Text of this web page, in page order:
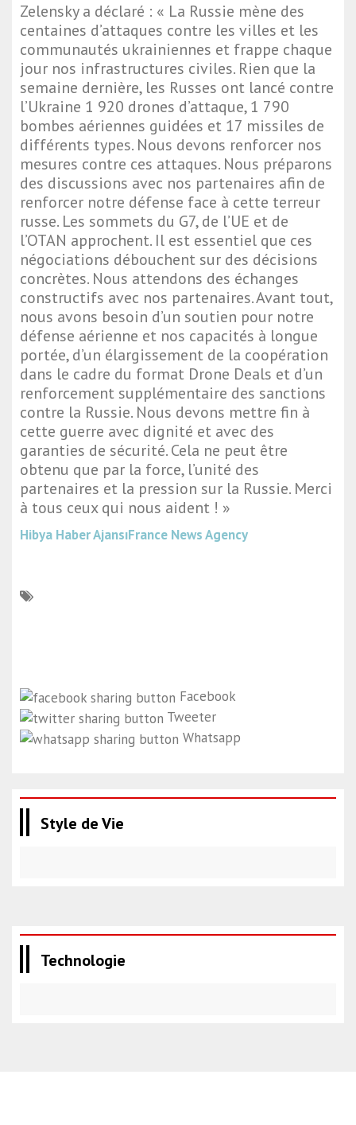
Zelensky a déclaré : « La Russie mène des
centaines d’attaques contre les villes et les
communautés ukrainiennes et frappe chaque
jour nos infrastructures civiles. Rien que la
semaine dernière, les Russes ont lancé contre
l’Ukraine 1 920 drones d’attaque, 1 790
bombes aériennes guidées et 17 missiles de
différents types. Nous devons renforcer nos
mesures contre ces attaques. Nous préparons
des discussions avec nos partenaires afin de
renforcer notre défense face à cette terreur
russe. Les sommets du G7, de l’UE et de
l’OTAN approchent. Il est essentiel que ces
négociations débouchent sur des décisions
concrètes. Nous attendons des échanges
constructifs avec nos partenaires. Avant tout,
nous avons besoin d’un soutien pour notre
défense aérienne et nos capacités à longue
portée, d’un élargissement de la coopération
dans le cadre du format Drone Deals et d’un
renforcement supplémentaire des sanctions
contre la Russie. Nous devons mettre fin à
cette guerre avec dignité et avec des
garanties de sécurité. Cela ne peut être
obtenu que par la force, l’unité des
partenaires et la pression sur la Russie. Merci
à tous ceux qui nous aident ! »
Hibya Haber AjansıFrance News Agency
Facebook
Tweeter
Whatsapp
Style de Vie
Technologie